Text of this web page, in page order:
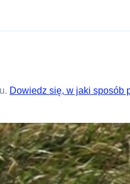
Dowiedz się, w jaki sposób